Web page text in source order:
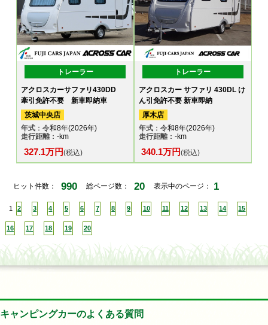
トレーラー
アクロスカーサファリ430DD
牽引免許不要 新車即納車
茨城中央店
年式 ：令和8年(2026年)
走行距離：-km
327.1万円(税込)
トレーラー
アクロスカー サファリ 430DL け
ん引免許不要 新車即納
厚木店
年式：令和8年(2026年)
走行距離：-km
340.1万円(税込)
ヒット件数： 990 総ページ数： 20 表示中のページ： 1
1 2 3 4 5 6 7 8 9 10 11 12 13 14 15
16 17 18 19 20
キャンピングカーのよくある質問